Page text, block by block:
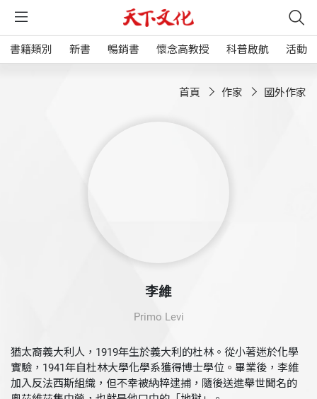
書籍類別 新書 暢銷書 懷念高教授 科普啟航 活動
首頁 作家 國外作家
李維
Primo Levi
猶太裔義大利人，1919年生於義大利的杜林。從小著迷於化學
實驗，1941年自杜林大學化學系獲得博士學位。畢業後，李維
加入反法西斯組織，但不幸被納粹逮捕，隨後送進舉世聞名的